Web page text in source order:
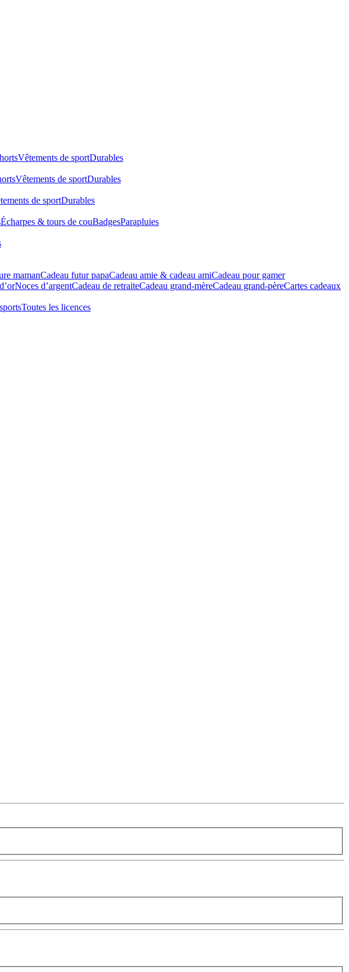
Vêtements de sportDurables
Vêtements de sportDurables
de sportDurables
Écharpes & tours de couBadgesParapluies
mamanCadeau futur papaCadeau amie & cadeau amiCadeau pour gamer
Noces d’argentCadeau de retraiteCadeau grand-mèreCadeau grand-pèreCartes cadeaux
Toutes les licences